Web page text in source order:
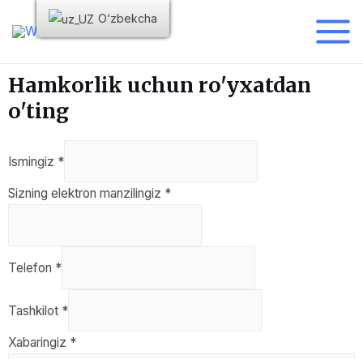
Hamkorlik uchun ro'yxatdan
o'ting
Ismingiz *
Sizning elektron manzilingiz *
Telefon *
Tashkilot *
Xabaringiz *
O‘zbekcha